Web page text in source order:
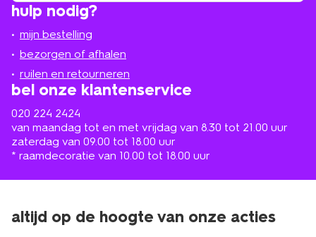
hulp nodig?
mijn bestelling
bezorgen of afhalen
ruilen en retourneren
bel onze klantenservice
020 224 2424
van maandag tot en met vrijdag van 8.30 tot 21.00 uur
zaterdag van 09.00 tot 18.00 uur
* raamdecoratie van 10.00 tot 18.00 uur
bij
in
de
buurt
altijd op de hoogte van onze acties